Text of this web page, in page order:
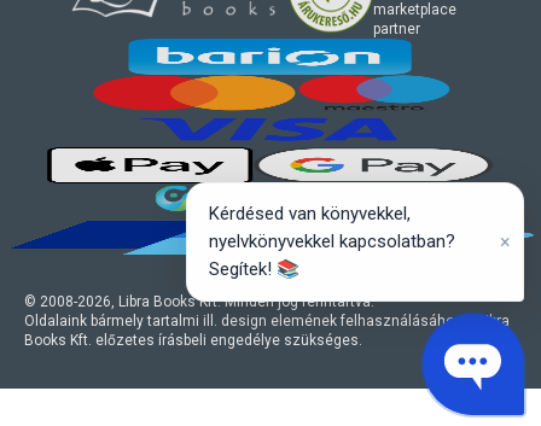
© 2008-2026, Libra Books Kft. Minden jog fenntartva.
Oldalaink bármely tartalmi ill. design elemének felhasználásához a Libra
Books Kft. előzetes írásbeli engedélye szükséges.
marketplace
partner
Kérdésed van könyvekkel,
nyelvkönyvekkel kapcsolatban?
Segítek! 📚
×